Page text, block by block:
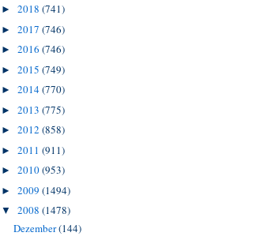
► 2018 (741)
► 2017 (746)
► 2016 (746)
► 2015 (749)
► 2014(770)
► 2013 (775)
► 2012 (858)
► 2011 (911)
► 2010(953)
► 2009 (1494)
▼ 2008 (1478)
Dezember(144)